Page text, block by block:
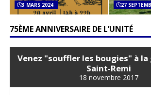
3 MARS 2024 27
75ÈME ANNIVERSAIRE DE L’UNITÉ
Venez "souffler les bougies" à la
Saint-Remi
18 novembre 2017